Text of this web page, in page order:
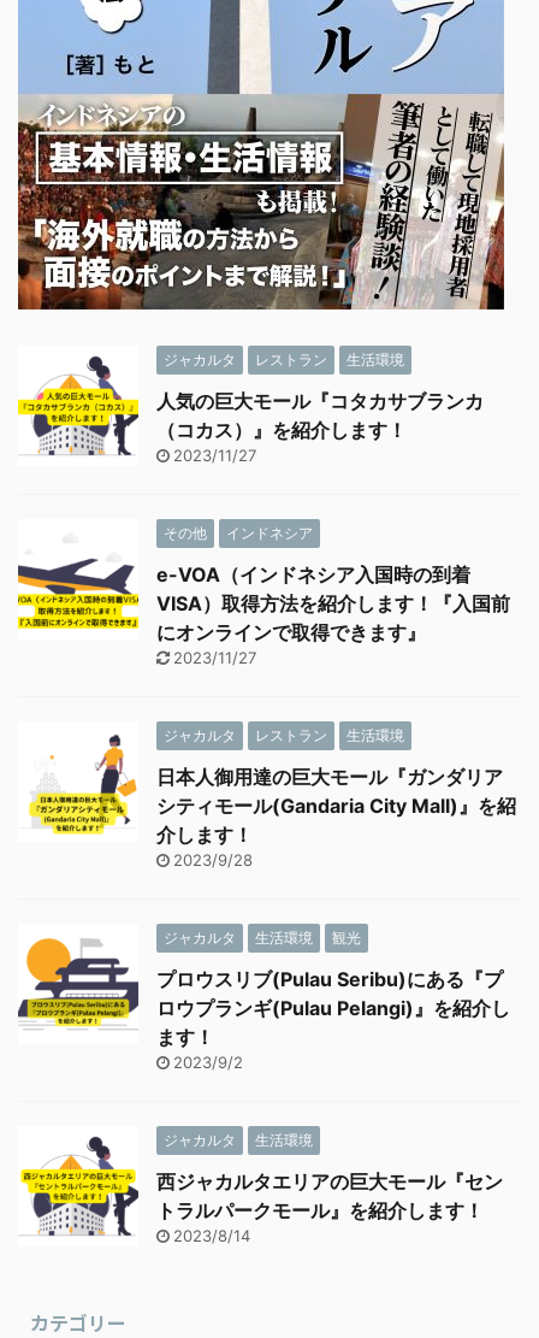
ジャカルタ レストラン 生活環境
人気の巨大モール『コタカサブランカ
（コカス）』を紹介します！
2023/11/27
その他 インドネシア
e-VOA（インドネシア入国時の到着
VISA）取得方法を紹介します！『入国前
にオンラインで取得できます』
2023/11/27
ジャカルタ レストラン 生活環境
日本人御用達の巨大モール『ガンダリア
シティモール(Gandaria City Mall)』を紹
介します！
2023/9/28
ジャカルタ 生活環境 観光
プロウスリブ(Pulau Seribu)にある『プ
ロウプランギ(Pulau Pelangi)』を紹介し
ます！
2023/9/2
ジャカルタ 生活環境
西ジャカルタエリアの巨大モール『セン
トラルパークモール』を紹介します！
2023/8/14
カテゴリー